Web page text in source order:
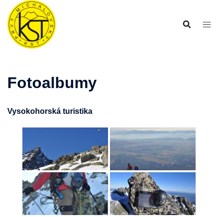
Preskočiť
obsah
Fotoalbumy
Vysokohorská turistika